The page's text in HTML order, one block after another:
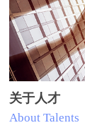
关于人才
About Talents